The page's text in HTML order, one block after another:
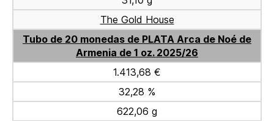
The Gold House
Tubo de 20 monedas de PLATA Arca de Noé de
Armenia de 1 oz. 2025/26
1.413,68 €
32,28 %
622,06 g